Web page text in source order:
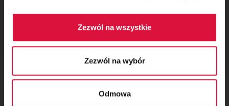
Zezwól na wszystkie
Zezwól na wybór
Odmowa
Proteinowe cynamonki
Proteinowe ciasto
czekoladowe